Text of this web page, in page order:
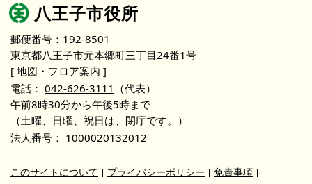
八王子市役所
郵便番号：192-8501
東京都八王子市元本郷町三丁目24番1号
[ 地図・フロア案内 ]
電話： 042-626-3111 （代表）
午前8時30分から午後5時まで
（土曜、日曜、祝日は、閉庁です。）
法人番号： 1000020132012
このサイトについて プライバシーポリシー
免責事項